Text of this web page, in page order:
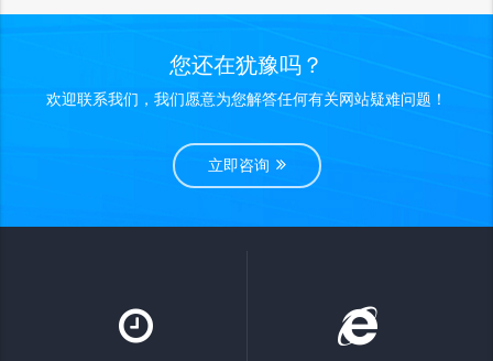
您还在犹豫吗？
欢迎联系我们，我们愿意为您解答任何有关网站疑难问题！
立即咨询